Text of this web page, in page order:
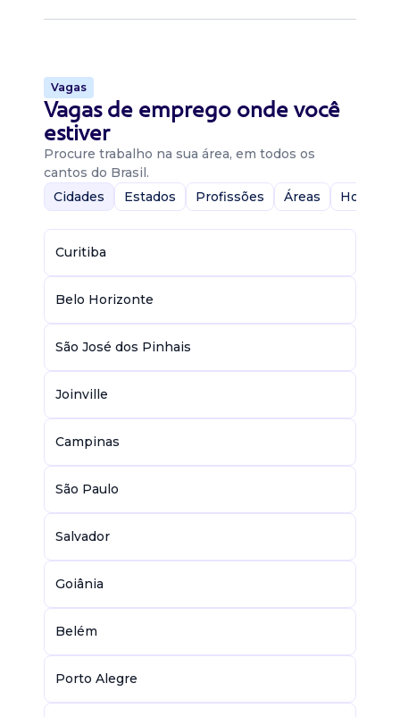
Vagas
Vagas de emprego onde você
estiver
Procure trabalho na sua área, em todos os
cantos do Brasil.
Cidades
Estados Profissões Áreas Home-
Curitiba
Belo Horizonte
São José dos Pinhais
Joinville
Campinas
São Paulo
Salvador
Goiânia
Belém
Porto Alegre